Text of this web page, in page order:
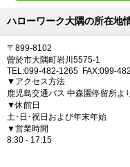
ハローワーク大隅の所在地
〒899-8102
曽於市大隅町岩川5575-1
TEL:099-482-1265 FAX:099-
▼アクセス方法
鹿児島交通バス 中森園停留所よ
▼休館日
土･日･祝日および年末年始
▼営業時間
8:30 - 17:15